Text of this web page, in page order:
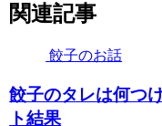
関連記事
餃子のお話
餃子のタレは何つ
ト結果